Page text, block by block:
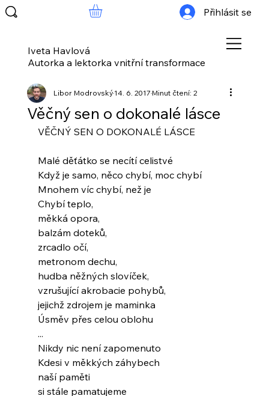
Iveta Havlová
Autorka a lektorka vnitřní transformace
Přihlásit se
Věčný sen o dokonalé lásce
Libor Modrovský14. 6. 2017Minut čtení: 2
VĚČNÝ SEN O DOKONALÉ LÁSCE
Malé děťátko se necítí celistvé
Když je samo, něco chybí, moc chybí
Mnohem víc chybí, než je
Chybí teplo,
měkká opora,
balzám doteků,
zrcadlo očí,
metronom dechu,
hudba něžných slovíček,
vzrušující akrobacie pohybů,
jejichž zdrojem je maminka
Úsměv přes celou oblohu
...
Nikdy nic není zapomenuto
Kdesi v měkkých záhybech
naší paměti
si stále pamatujeme